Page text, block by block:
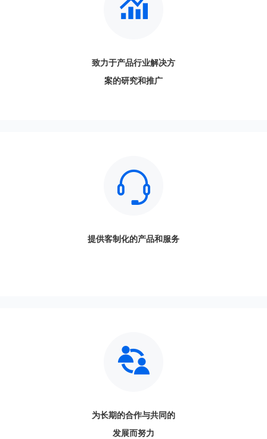
致力于产品行业解决方
案的研究和推广
提供客制化的产品和服务
为长期的合作与共同的
发展而努力